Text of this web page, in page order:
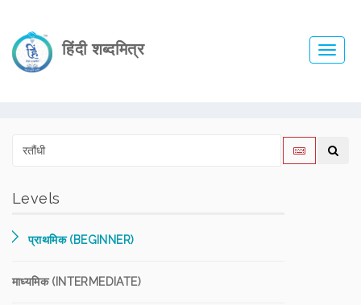
हिंदी शब्दमित्र
Levels
प्राथमिक (BEGINNER)
माध्यमिक (INTERMEDIATE)